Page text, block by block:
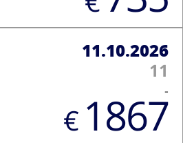
11.10.2026
11
-
€ 1867